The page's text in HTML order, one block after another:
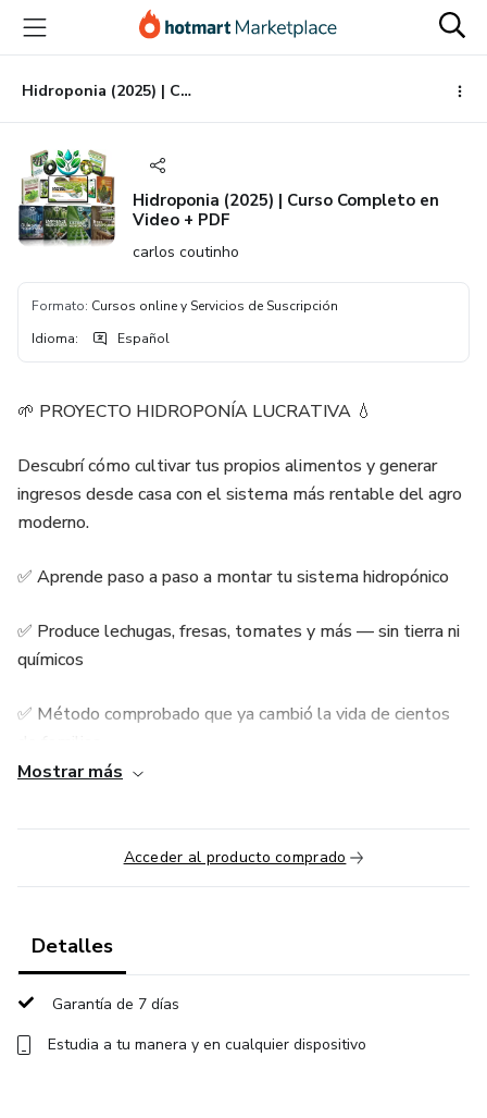
principal
página
de
página
Hidroponia (2025) | Curso Completo en Video + PDF
Hidroponia (2025) | Curso Completo en
Video + PDF
carlos coutinho
Formato: Cursos online y Servicios de Suscripción
Idioma: Español
🌱 PROYECTO HIDROPONÍA LUCRATIVA 💧
Descubrí cómo cultivar tus propios alimentos y generar
ingresos desde casa con el sistema más rentable del agro
moderno.
✅ Aprende paso a paso a montar tu sistema hidropónico
✅ Produce lechugas, fresas, tomates y más — sin tierra ni
químicos
✅ Método comprobado que ya cambió la vida de cientos
🚀 Conviértete en un productor rentable desde tu hogar y
📚 Acceso 100% online — comenzá hoy mismo.
Mostrar más
Acceder al producto comprado
Detalles
Garantía de 7 días
Estudia a tu manera y en cualquier dispositivo